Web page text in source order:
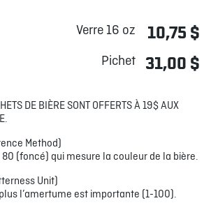
Verre 16 oz 10,75 $
Pichet 31,00 $
DE BIÈRE SONT OFFERTS À 19$ AUX
Method)
(foncé) qui mesure la couleur de la bière.
Unit)
l’amertume est importante (1-100).